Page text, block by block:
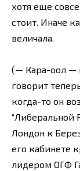
хотя еще
стоит. Иначе
величала.
(— Кара-оол —
говорит
когда-то он
“Либеральной
Лондон к
его кабинете
лидером ОГФ